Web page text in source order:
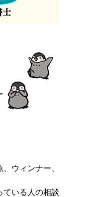
、ウィンナー、
ている人の相談